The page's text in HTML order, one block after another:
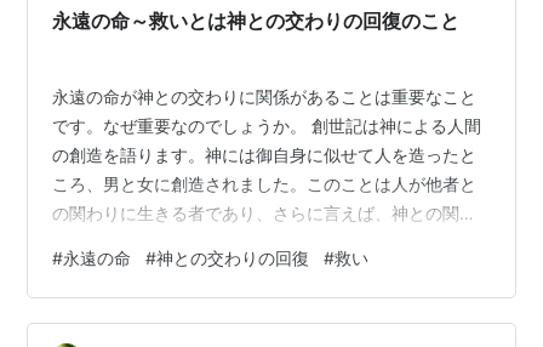
分のように愛しなさい」。 青年がこれらの戒めは守って
永遠の命～救いとは神との交わりの回復のこと
永遠の命が神との交わりに関係があることは重要なこと
です。なぜ重要なのでしょうか。 創世記は神による人間
の創造を語ります。神には御自身に似せて人を造ったと
ころ、男と女に創造されました。このことは人が他者と
の関わりに生きる者であり、さらに言えば、神との関わ
エデンの園で神と共に生きていました。でも神の警告に
背き、善悪を知る知識の実を食べました。罪の結果とし
て、彼らはエデンの園を追い出されました。彼らは神と
#永遠の命 #神との交わりの回復 #救い